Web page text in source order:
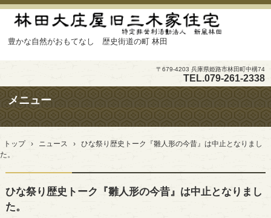
豊かな自然がおもてなし 歴史街道の町 林田
TEL.079-261-2338
〒679-4203 兵庫県姫路市林田町中構74
メニュー
コ
テ
ン
ス
キ
ッ
トップ › ニュース ›
ひな祭り歴史トーク『雛人形の今昔』は中止となりまし
た。
ひな祭り歴史トーク『雛人形の今昔』は中止となりまし
た。